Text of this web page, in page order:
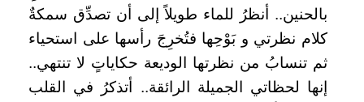
بالحنين.. أنظرُ للماء طويلاً إلى أن تصدِّق سمكةٌ
كلام نظرتي و بَوْحِها فتُخرِجَ رأسها على استحياء
ثم تنسابُ من نظرتها الوديعة حكاياتٍ لا تنتهي..
إنها لحظاتي الجميلة الرائقة.. أتذكرُ في القلب